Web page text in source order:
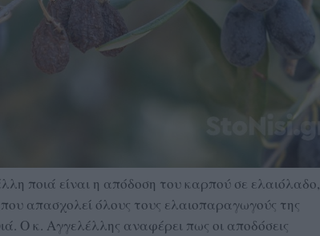
ποιά είναι η απόδοση του καρπού σε ελαιόλαδο,
απασχολεί όλους τους ελαιοπαραγωγούς της
Ο κ. Αγγελέλλης αναφέρει πως οι αποδόσεις